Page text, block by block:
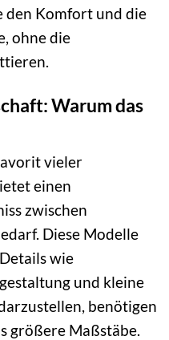
den Komfort und die
ohne die
Warum das
vieler
einen
zwischen
Diese Modelle
wie
und kleine
benötigen
größere Maßstäbe.